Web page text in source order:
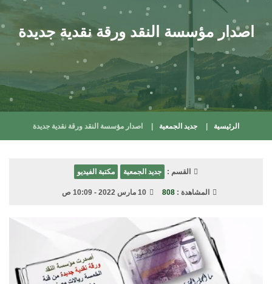
اصدار مؤسسة النقد ورقة نقدية جديدة
الرئيسية جديد الجمعية اصدار مؤسسة النقد ورقة نقدية جديدة
القسم : جديد الجمعية مكتبة الفيديو
المشاهدة :808 10 مارس 2022 - 10:09 ص